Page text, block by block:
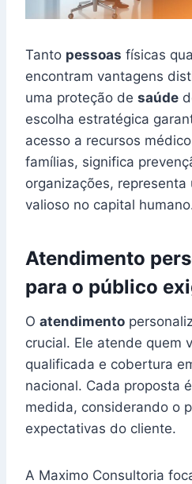
Tanto pessoas físicas
encontram vantagens
uma proteção de saúde
escolha estratégica
acesso a recursos
famílias, significa
organizações,
valioso no capital
Atendimento
para o público
O atendimento
crucial. Ele atende quem
qualificada e cobertura
nacional. Cada proposta
medida, considerando o
expectativas do cliente.
A Maximo Consultoria